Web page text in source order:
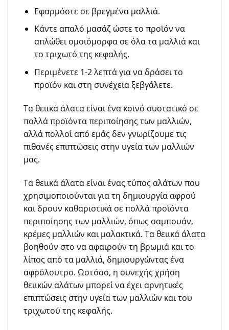
Εφαρμόστε σε βρεγμένα μαλλιά.
Κάντε απαλό μασάζ ώστε το προϊόν να
απλώθει ομοιόμορφα σε όλα τα μαλλιά και
το τριχωτό της κεφαλής.
Περιμένετε 1-2 λεπτά για να δράσει το
προϊόν και στη συνέχεια ξεβγάλετε.
Τα θειικά άλατα είναι ένα κοινό συστατικό σε
πολλά προϊόντα περιποίησης των μαλλιών,
αλλά πολλοί από εμάς δεν γνωρίζουμε τις
πιθανές επιπτώσεις στην υγεία των μαλλιών
μας.
Τα θειικά άλατα είναι ένας τύπος αλάτων που
χρησιμοποιούνται για τη δημιουργία αφρού
και δρουν καθαριστικά σε πολλά προϊόντα
περιποίησης των μαλλιών, όπως σαμπουάν,
κρέμες μαλλιών και μαλακτικά. Τα θειικά άλατα
βοηθούν στο να αφαιρούν τη βρωμιά και το
λίπος από τα μαλλιά, δημιουργώντας ένα
αφρόλουτρο. Ωστόσο, η συνεχής χρήση
θειικών αλάτων μπορεί να έχει αρνητικές
επιπτώσεις στην υγεία των μαλλιών και του
τριχωτού της κεφαλής.